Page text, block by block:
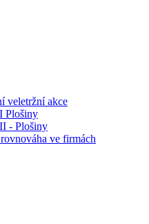
veletržní akce
Plošiny
- Plošiny
ve firmách